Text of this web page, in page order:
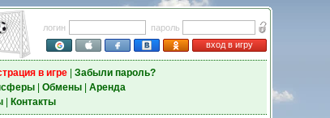
логин
пароль
вход в игру
в игре| Забыли пароль?
| Обмены| Аренда
| Контакты